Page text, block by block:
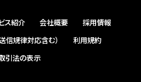
ス紹介 会社概要
採用情報
信規律対応含む）
利用規約
引法の表示